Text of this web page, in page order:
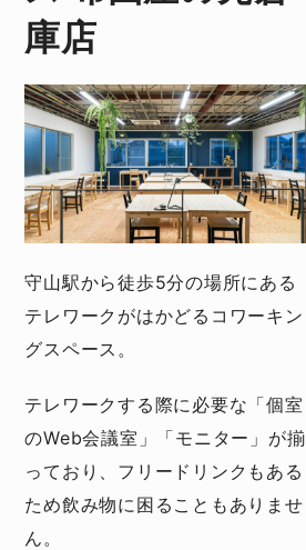
庫店
守山駅から徒歩5分の場所にある
テレワークがはかどるコワーキン
グスペース。
テレワークする際に必要な「個室
のWeb会議室」「モニター」が揃
っており、フリードリンクもある
ため飲み物に困ることもありませ
ん。